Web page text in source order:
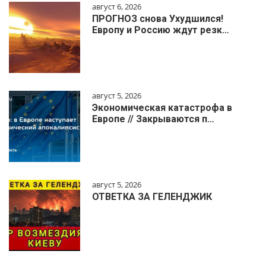
август 6, 2026
ПРОГНОЗ снова Ухудшился!
Европу и Россию ждут резк…
август 5, 2026
Экономическая катастрофа в
Европе // Закрываются п…
август 5, 2026
ОТВЕТКА ЗА ГЕЛЕНДЖИК